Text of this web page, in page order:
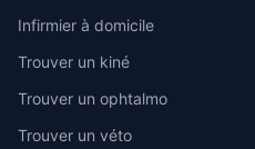
Infirmier à domicile
Trouver un kiné
Trouver un ophtalmo
Trouver un véto